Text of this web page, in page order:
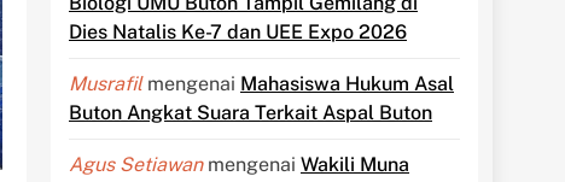
Dies Natalis Ke-7 dan UEE Expo 2026
Musrafilmengenai Mahasiswa Hukum Asal
Buton Angkat Suara Terkait Aspal Buton
Agus Setiawanmengenai Wakili Muna